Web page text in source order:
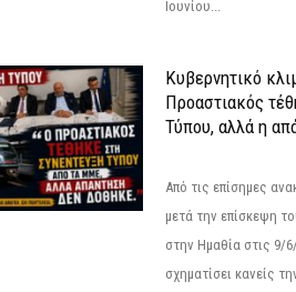
Ιουνίου...
Κυβερνητικό
Προαστιακός
Τύπου, αλλά η
Από τις επίσημες
μετά την επίσκεψη
στην Ημαθία στις 9/
σχηματίσει κανείς